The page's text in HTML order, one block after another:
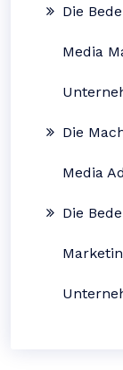
Die
Media
Die
Media
Die